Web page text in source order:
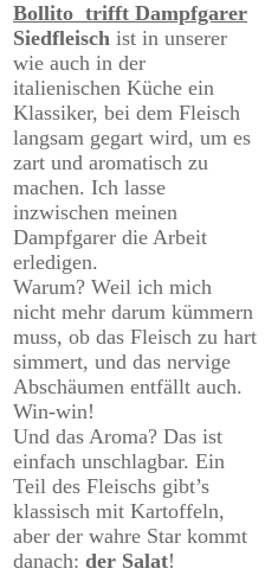
Bollito trifft Dampfgarer
Siedfleisch ist in unserer
wie auch in der
italienischen Küche ein
Klassiker, bei dem Fleisch
langsam gegart wird, um es
zart und aromatisch zu
machen. Ich lasse
inzwischen meinen
Dampfgarer die Arbeit
erledigen.
Warum? Weil ich mich
nicht mehr darum kümmern
muss, ob das Fleisch zu hart
simmert, und das nervige
Abschäumen entfällt auch.
Win-win!
Und das Aroma? Das ist
einfach unschlagbar. Ein
Teil des Fleischs gibt’s
klassisch mit Kartoffeln,
aber der wahre Star kommt
danach: der Salat!